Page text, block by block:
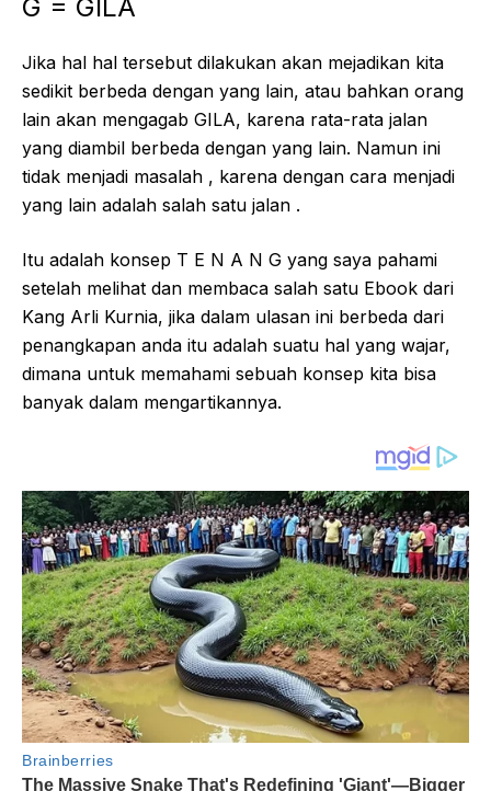
G = GILA
Jika hal hal tersebut dilakukan akan mejadikan kita
sedikit berbeda dengan yang lain, atau bahkan orang
lain akan mengagab GILA, karena rata-rata jalan
yang diambil berbeda dengan yang lain. Namun ini
tidak menjadi masalah , karena dengan cara menjadi
yang lain adalah salah satu jalan .
Itu adalah konsep T E N A N G yang saya pahami
setelah melihat dan membaca salah satu Ebook dari
Kang Arli Kurnia, jika dalam ulasan ini berbeda dari
penangkapan anda itu adalah suatu hal yang wajar,
dimana untuk memahami sebuah konsep kita bisa
banyak dalam mengartikannya.